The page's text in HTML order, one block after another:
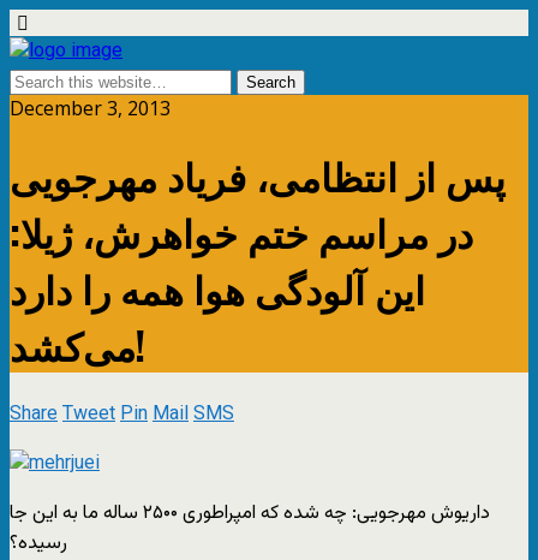
December 3, 2013
پس از انتظامی، فریاد مهرجویی
در مراسم ختم خواهرش، ژيلا:
این آلودگی هوا همه را دارد
می‌کشد!
ShareTweetPinMailSMS
داریوش مهرجویی: چه شده که امپراطوری ۲۵۰۰ ساله ما به این جا
رسیده؟